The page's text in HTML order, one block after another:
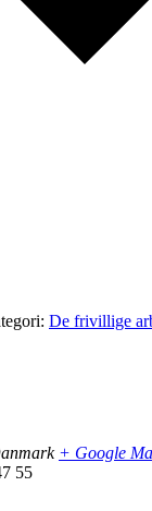
De frivillige
+ Google
55